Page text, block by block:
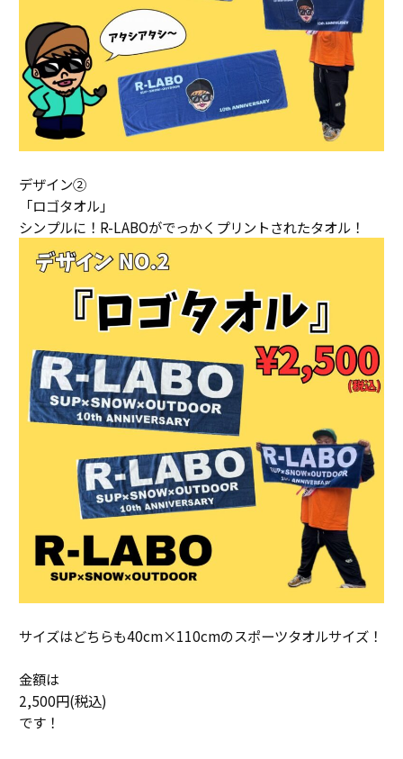
デザイン②
「ロゴタオル」
シンプルに！R-LABOがでっかくプリントされたタオル！
サイズはどちらも40cm×110cmのスポーツタオルサイズ！
金額は
2,500円(税込)
です！